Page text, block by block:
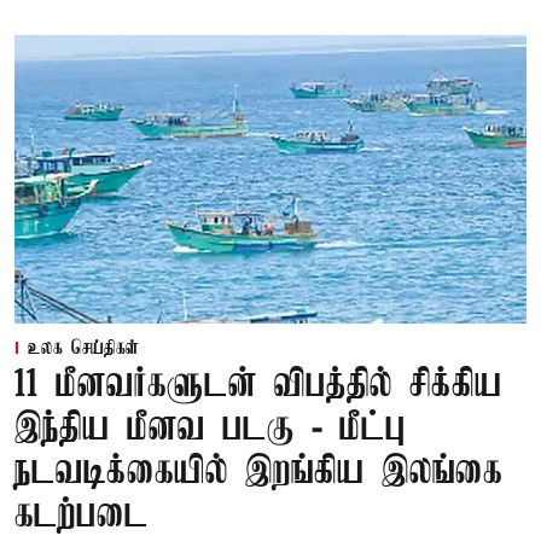
உலக செய்திகள்
11 மீனவர்களுடன் விபத்தில் சிக்கிய
இந்திய மீனவ படகு - மீட்பு
நடவடிக்கையில் இறங்கிய இலங்கை
கடற்படை